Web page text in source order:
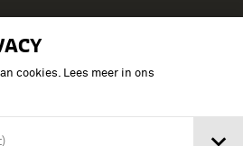
cookies. Lees meer in ons
Koninklijke Defensiemusea,